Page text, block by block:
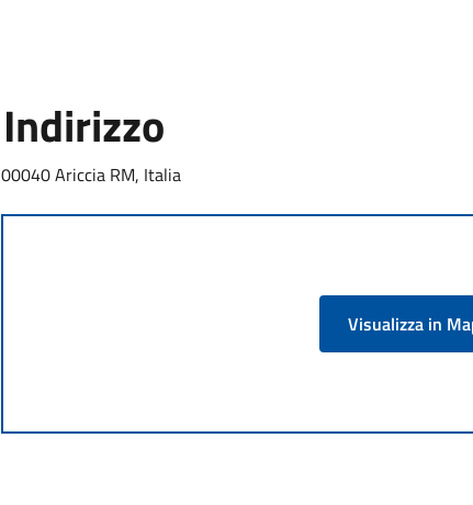
Indirizzo
00040 Ariccia RM, Italia
Visualizza in